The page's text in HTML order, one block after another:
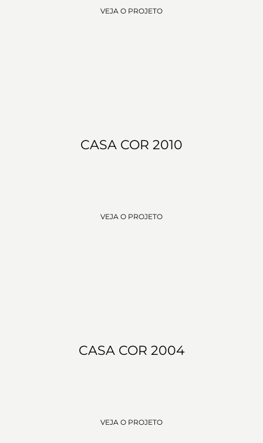
VEJA O PROJETO
CASA COR 2010
VEJA O PROJETO
CASA COR 2004
VEJA O PROJETO